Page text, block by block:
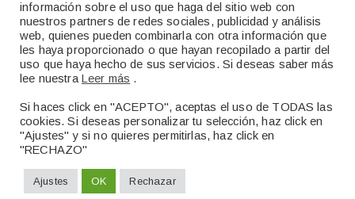
Copyright 2022 ©
Maniwy
Política de Privacidad|Política de Cookies
información sobre el uso que haga del sitio web con
nuestros partners de redes sociales, publicidad y análisis
web, quienes pueden combinarla con otra información que
les haya proporcionado o que hayan recopilado a partir del
uso que haya hecho de sus servicios. Si deseas saber más
lee nuestra Leer más .
Si haces click en "ACEPTO", aceptas el uso de TODAS las
cookies. Si deseas personalizar tu selección, haz click en
"Ajustes" y si no quieres permitirlas, haz click en
"RECHAZO"
Ajustes OK Rechazar